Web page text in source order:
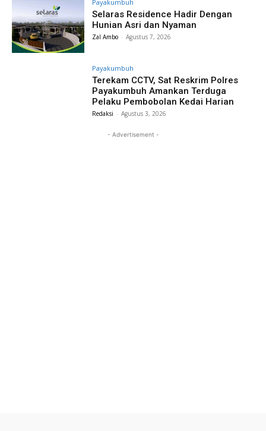
Payakumbuh
Selaras Residence Hadir Dengan
Hunian Asri dan Nyaman
Zal Ambo - Agustus 7, 2026
Payakumbuh
Terekam CCTV, Sat Reskrim Polres
Payakumbuh Amankan Terduga
Pelaku Pembobolan Kedai Harian
Redaksi - Agustus 3, 2026
- Advertisement -